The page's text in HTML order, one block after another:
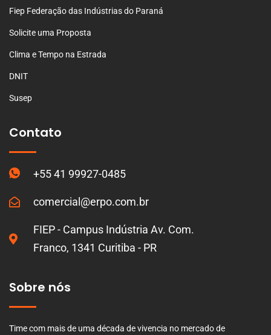
Fiep Federação das Indústrias do Paraná
Solicite uma Proposta
Clima e Tempo na Estrada
DNIT
Susep
Contato
+55 41 99927-0485
comercial@erpo.com.br
FIEP - Campus Indústria Av. Com.
Franco, 1341 Curitiba - PR
Sobre nós
Time com mais de uma década de vivencia no mercado de